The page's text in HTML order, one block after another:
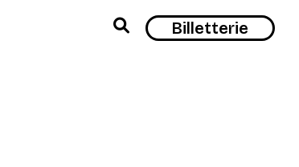
Billetterie